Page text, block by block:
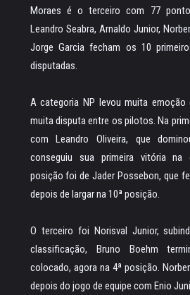
Moraes é o terceiro com 77
Leandro Seabra, Arnaldo Junior,
Jorge Garcia fecham os 10
disputadas.
A categoria NP levou muita
muita disputa entre os pilotos. Na
com Leandro Oliveira, que
conseguiu sua primeira vitória na
posição foi de Jader Possebon, que
depois de largar na 10ª posição.
O terceiro foi Norisval Junior,
classificação, Bruno Boehm
colocado, agora na 4ª posição.
depois do jogo de equipe com Enio